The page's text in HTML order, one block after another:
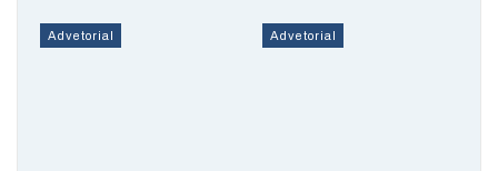
Advetorial Advetorial